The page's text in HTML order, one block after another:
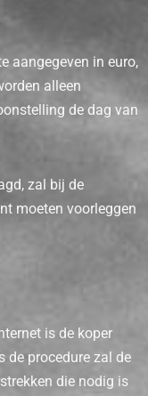
aangegeven in euro,
alleen
de dag van
zal bij de
moeten voorleggen
is de koper
de procedure zal de
die nodig is